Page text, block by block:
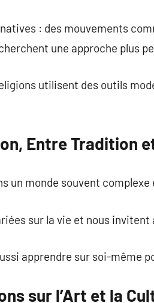
: des mouvements
une approche plus
utilisent des outils
Entre Tradition
un monde souvent
sur la vie et nous invitent
apprendre sur soi-même
sur l’Art et la